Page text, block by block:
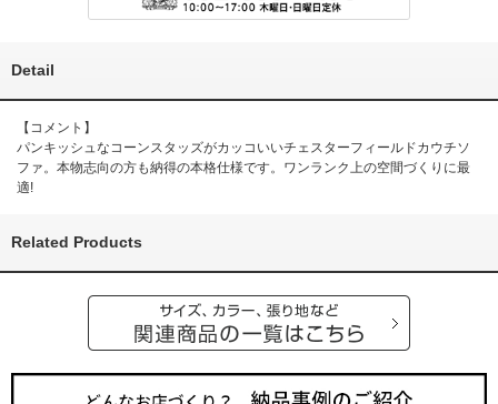
Detail
【コメント】
パンキッシュなコーンスタッズがカッコいいチェスターフィールドカウチソ
ファ。本物志向の方も納得の本格仕様です。ワンランク上の空間づくりに最
適!
Related Products